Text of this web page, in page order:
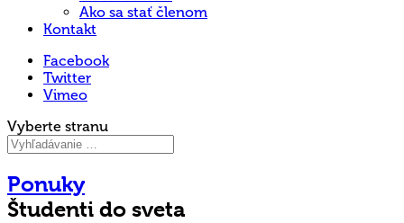
Ako sa stať členom
Kontakt
Facebook
Twitter
Vimeo
Vyberte stranu
Ponuky
Študenti do sveta